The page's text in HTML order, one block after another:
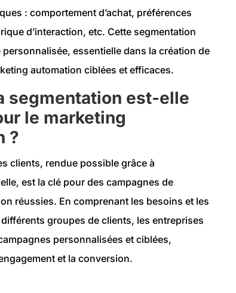
: comportement d’achat, préférences
d’interaction, etc. Cette segmentation
essentielle dans la création de
automation ciblées et efficaces.
segmentation est-elle
le marketing
?
clients, rendue possible grâce à
est la clé pour des campagnes de
réussies. En comprenant les besoins et les
groupes de clients, les entreprises
personnalisées et ciblées,
et la conversion.